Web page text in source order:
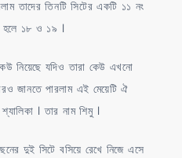
তাদের তিনটি সিটের একটি ১১ নং
হলে ১৮ ও ১৯ ।
নিয়েছে যদিও তারা কেউ এখনো
জানতে পারলাম এই মেয়েটি ঐ
। তার নাম শিমু ।
দুই সিটে বসিয়ে রেখে নিজে এসে